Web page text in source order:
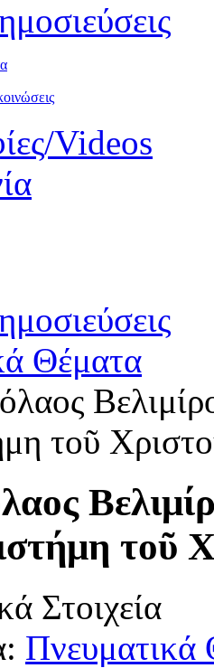
Videos
Θέματα
τοῦ
τοῦ
Στοιχεία
Πνευματικά